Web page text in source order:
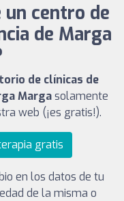
centro de
de Marga
de clínicas de
Margasolamente
web (¡es gratis!).
gratis
en los datos de tu
de la misma o